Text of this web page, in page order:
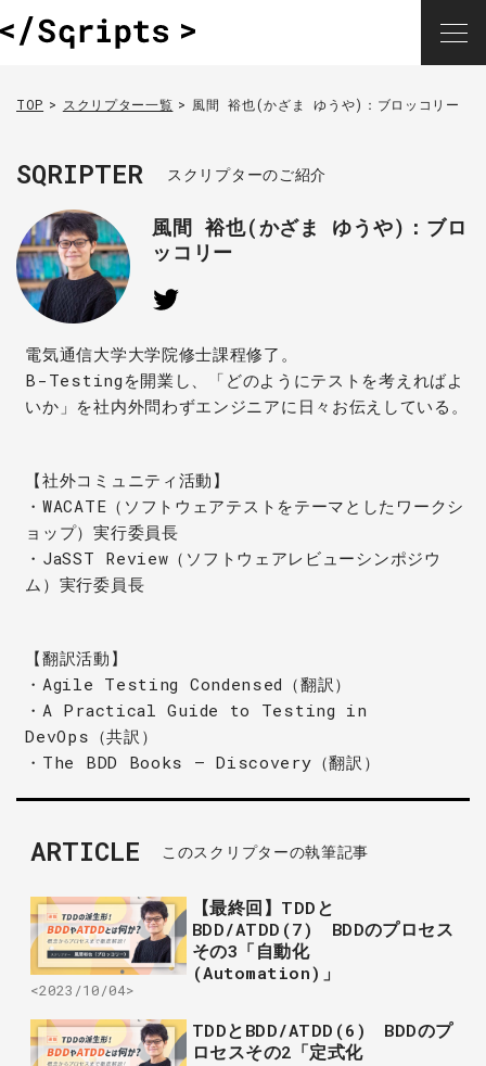
TOP スクリプター一覧 風間 裕也(かざま ゆうや)：ブロッコリー
SQRIPTER スクリプターのご紹介
風間 裕也(かざま ゆうや)：ブロ
ッコリー
電気通信大学大学院修士課程修了。
B-Testingを開業し、「どのようにテストを考えればよ
いか」を社内外問わずエンジニアに日々お伝えしている。
【社外コミュニティ活動】
・WACATE（ソフトウェアテストをテーマとしたワークシ
ョップ）実行委員長
・JaSST Review（ソフトウェアレビューシンポジウ
ム）実行委員長
【翻訳活動】
・Agile Testing Condensed（翻訳）
・A Practical Guide to Testing in
DevOps（共訳）
・The BDD Books – Discovery（翻訳）
ARTICLE このスクリプターの執筆記事
【最終回】TDDと
BDD/ATDD(7) BDDのプロセス
その3「自動化
(Automation)」
<2023/10/04>
TDDとBDD/ATDD(6) BDDのプ
ロセスその2「定式化